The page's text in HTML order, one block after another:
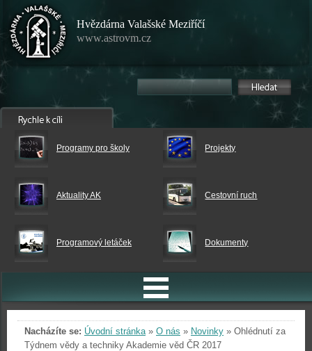
Hvězdárna Valašské Meziříčí
www.astrovm.cz
Programy pro školy Projekty
Aktuality AK Cestovní ruch
Programový letáček Dokumenty
Nacházíte se: Úvodní stránka» O nás » Novinky » Ohlédnutí za
Týdnem vědy a techniky Akademie věd ČR 2017